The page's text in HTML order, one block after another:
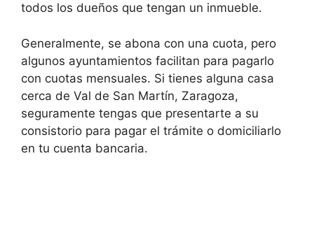
todos los dueños que tengan un inmueble.
Generalmente, se abona con una cuota, pero
algunos ayuntamientos facilitan para pagarlo
con cuotas mensuales. Si tienes alguna casa
cerca de Val de San Martín, Zaragoza,
seguramente tengas que presentarte a su
consistorio para pagar el trámite o domiciliarlo
en tu cuenta bancaria.